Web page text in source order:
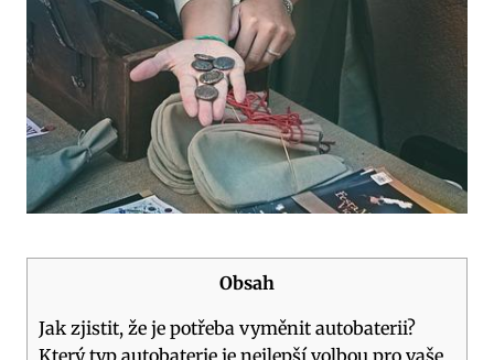
Obsah
Jak zjistit, že je potřeba vyměnit autobaterii?